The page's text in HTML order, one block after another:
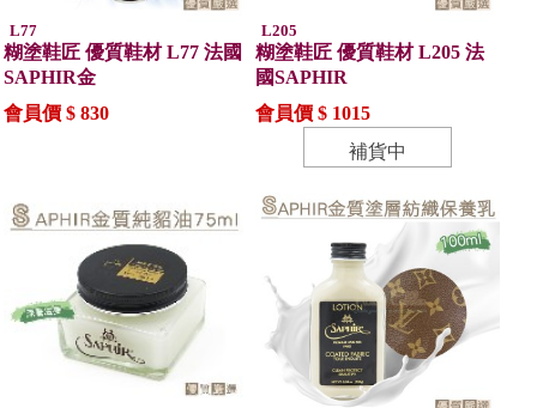
L77
糊塗鞋匠 優質鞋材 L77 法國
SAPHIR金
會員價 $ 830
L205
糊塗鞋匠 優質鞋材 L205 法
國SAPHIR
會員價 $ 1015
補貨中